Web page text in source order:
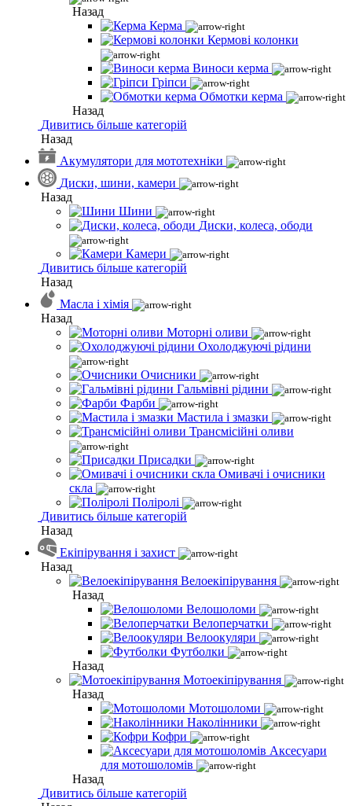
Назад
Керма
Кермові колонки
Виноси керма
Гріпси
Обмотки керма
Назад
Дивитись більше категорій
Назад
Акумулятори для мототехніки
Диски, шини, камери
Назад
Шини
Диски, колеса, ободи
Камери
Дивитись більше категорій
Назад
Масла і хімія
Назад
Моторні оливи
Охолоджуючі рідини
Очисники
Гальмівні рідини
Фарби
Мастила і змазки
Трансмісійні оливи
Присадки
Омивачі і очисники
скла
Поліролі
Дивитись більше категорій
Назад
Екіпірування і захист
Назад
Велоекіпірування
Назад
Велошоломи
Велоперчатки
Велоокуляри
Футболки
Назад
Мотоекіпірування
Назад
Мотошоломи
Наколінники
Кофри
Аксесуари
для мотошоломів
Назад
Дивитись більше категорій